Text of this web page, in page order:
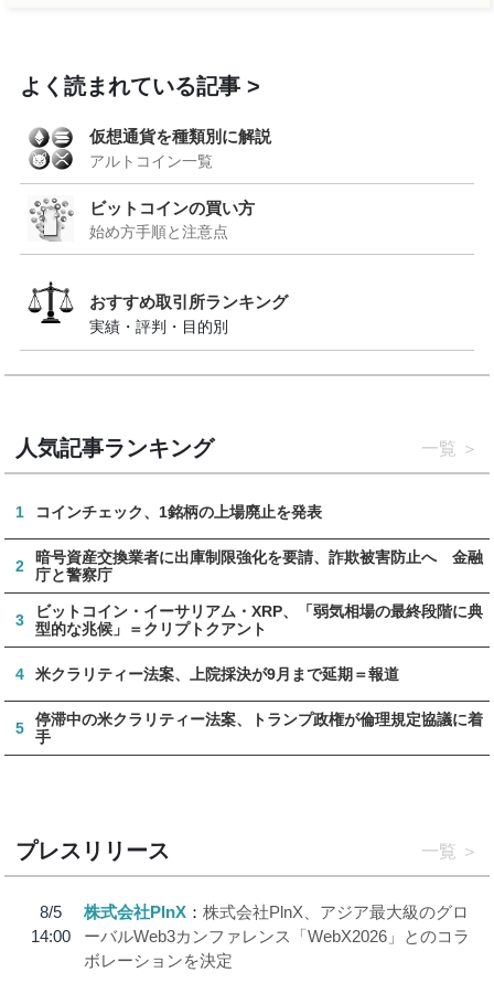
よく読まれている記事
仮想通貨を種類別に解説
アルトコイン一覧
ビットコインの買い方
始め方手順と注意点
おすすめ取引所ランキング
実績・評判・目的別
人気記事ランキング 一覧
1 コインチェック、1銘柄の上場廃止を発表
2
暗号資産交換業者に出庫制限強化を要請、詐欺被害防止へ 金融
庁と警察庁
3
ビットコイン・イーサリアム・XRP、「弱気相場の最終段階に典
型的な兆候」＝クリプトクアント
4 米クラリティー法案、上院採決が9月まで延期＝報道
5
停滞中の米クラリティー法案、トランプ政権が倫理規定協議に着
手
プレスリリース 一覧
8/5
14:00
株式会社PlnX
株式会社PlnX、アジア最大級のグロ
ーバルWeb3カンファレンス「WebX2026」とのコラ
ボレーションを決定